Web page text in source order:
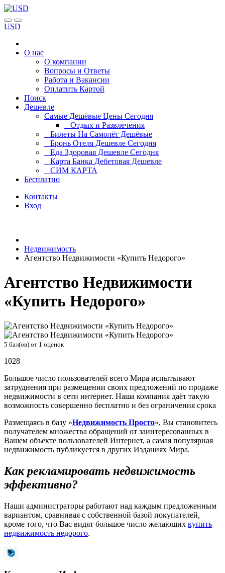
USD
О нас
О компании
Вопросы и Ответы
Работа и Вакансии
Оплатить Картой
Поиск
Дешевле
Самые Дешёвые Цены Сегодня
Отдых и Развлечения
Билеты На Самолёт Дешёвые
Бронь Отеля Дешевле Сегодня
Еда Здоровая Дешевле Сегодня
Карта Банка Дебетовая Дешевле
СИМ КАРТА
Бесплатно
Контакты
Вход
Недвижимость
Агентство Недвижимости «Купить Недорого»
Агентство Недвижимости
«Купить Недорого»
5 бал(ов) от 1 оценок
1028
Большое число пользователей всего Мира испытывают
затруднения при размещении своих предложений по продаже
недвижимости в сети интернет. Наша компания даёт такую
возможность совершенно бесплатно и без ограничения срока
Размещаясь в базу «Недвижимость Просто», Вы становитесь
получателем множества обращений от заинтересованных в
Вашем объекте пользователей Интернет, а самая популярная
недвижимость публикуется в других Изданиях Мира.
Как рекламировать недвижимость
эффективно?
Наши администраторы работают над каждым предложенным
вариантом, сравнивая с собственной базой покупателей,
кроме того, что Вас видят большое число желающих купить
недвижимость недорого.